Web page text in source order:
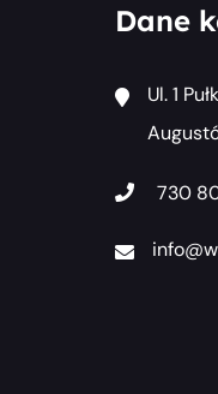
Dane
Ul. 1
730